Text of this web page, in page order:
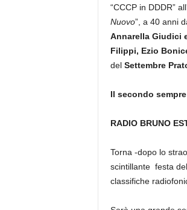
“CCCP in DDDR”
Nuovo”, a 40 anni
Annarella Giudici
Filippi, Ezio
del Settembre
Il secondo
RADIO BRUNO
Torna -dopo lo
scintillante festa
classifiche